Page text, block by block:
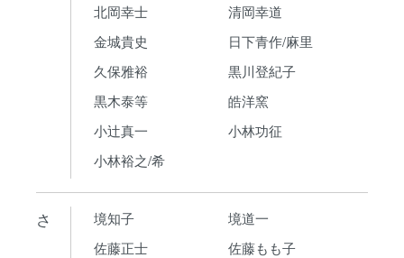
北岡幸士
清岡幸道
金城貴史
日下青作/麻里
久保雅裕
黒川登紀子
黒木泰等
皓洋窯
小辻真一
小林功征
小林裕之/希
さ 境知子
境道一
佐藤正士
佐藤もも子